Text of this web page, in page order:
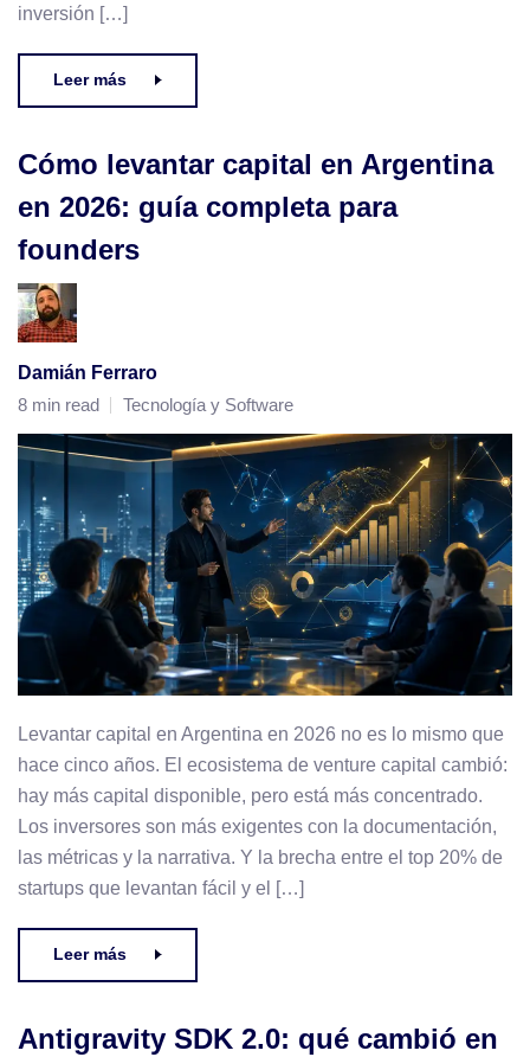
inversión […]
Leer más
Cómo levantar capital en Argentina
en 2026: guía completa para
founders
Damián Ferraro
8 min read
Tecnología y Software
Levantar capital en Argentina en 2026 no es lo mismo que
hace cinco años. El ecosistema de venture capital cambió:
hay más capital disponible, pero está más concentrado.
Los inversores son más exigentes con la documentación,
las métricas y la narrativa. Y la brecha entre el top 20% de
startups que levantan fácil y el […]
Leer más
Antigravity SDK 2.0: qué cambió en